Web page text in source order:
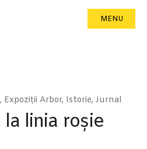
MENU
, Expoziții Arbor, Istorie, Jurnal
la linia roșie